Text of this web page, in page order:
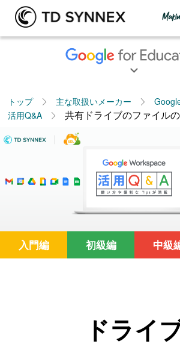
トップ 主な取扱いメーカー
活用Q&A
共有ドライブのファイル
入門編 初級編 中級
ドライ